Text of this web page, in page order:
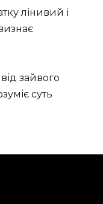
лінивий і
зайвого
суть